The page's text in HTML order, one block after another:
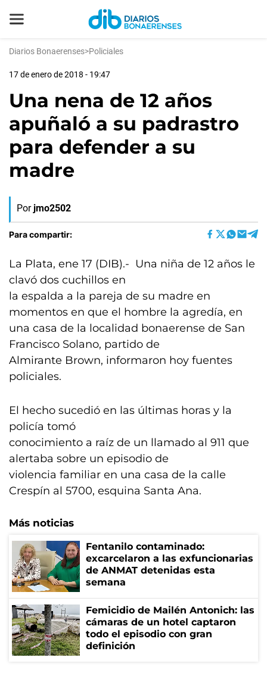
Diarios Bonaerenses>Policiales
17 de enero de 2018 - 19:47
Una nena de 12 años
apuñaló a su padrastro
para defender a su
madre
Por jmo2502
Para compartir:
La Plata, ene 17 (DIB).- Una niña de 12 años le
clavó dos cuchillos en
la espalda a la pareja de su madre en
momentos en que el hombre la agredía, en
una casa de la localidad bonaerense de San
Francisco Solano, partido de
Almirante Brown, informaron hoy fuentes
policiales.
El hecho sucedió en las últimas horas y la
policía tomó
conocimiento a raíz de un llamado al 911 que
alertaba sobre un episodio de
violencia familiar en una casa de la calle
Crespín al 5700, esquina Santa Ana.
Más noticias
Fentanilo contaminado:
excarcelaron a las exfuncionarias
de ANMAT detenidas esta
semana
Femicidio de Mailén Antonich: las
cámaras de un hotel captaron
todo el episodio con gran
definición